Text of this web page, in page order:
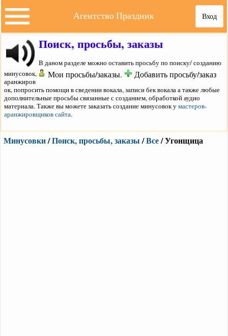
Вход
Агентство Праздник
Поиск, просьбы, заказы
Мои просьбы/заказы. Добавить просьбу/заказ
В даном разделе можно оставить просьбу по поиску/ созданию
минусовок,
аранжиров
ок, попросить помощи в сведении вокала, записи бек вокала а также любые
дополнительные просьбы связанные с созданием, обработкой аудио
материала. Также вы можете заказать создание минусовок умастеров-
аранжировщиков сайта.
Минусовки/Поиск, просьбы, заказы/Все/ Угонщица